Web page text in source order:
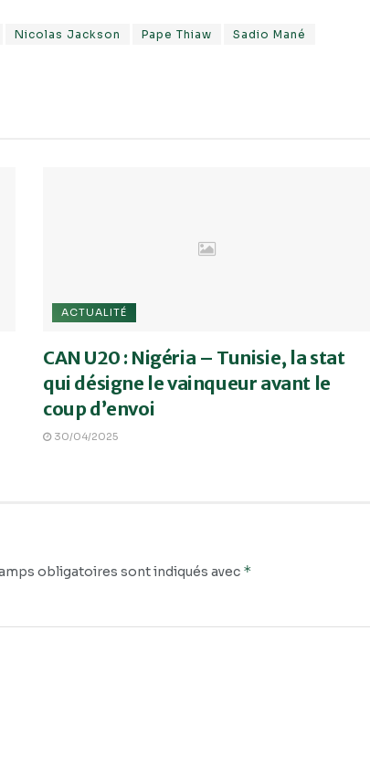
Nicolas Jackson Pape Thiaw
Sadio Mané
ACTUALITÉ
CAN U20 : Nigéria – Tunisie, la stat
qui désigne le vainqueur avant le
coup d’envoi
30/04/2025
obligatoires sont indiqués avec *